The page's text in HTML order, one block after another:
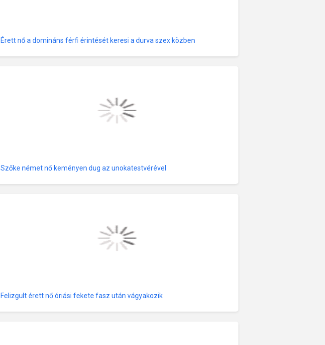
Érett nő a domináns férfi érintését keresi a durva szex közben
Szőke német nő keményen dug az unokatestvérével
Felizgult érett nő óriási fekete fasz után vágyakozik